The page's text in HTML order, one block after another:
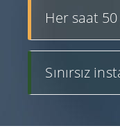
Her saat
Sınırsız